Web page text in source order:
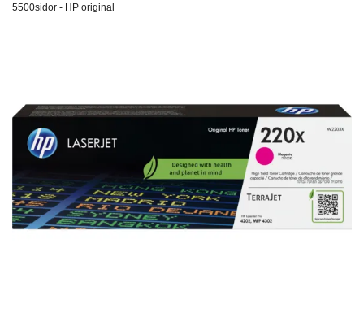
5500sidor - HP original